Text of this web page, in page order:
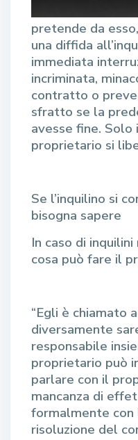
pretende da
una diffida
immediata
incriminata,
contratto o
sfratto se la
avesse fine.
proprietario si
Se l’inquilino si
bisogna sapere
In caso di
cosa può fare il
“Egli è chiamato
diversamente
responsabile
proprietario può
parlare con il
mancanza di
formalmente con
risoluzione del